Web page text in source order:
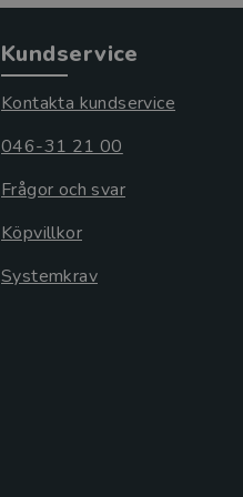
Kundservice
Kontakta kundservice
046-31 21 00
Frågor och svar
Köpvillkor
Systemkrav